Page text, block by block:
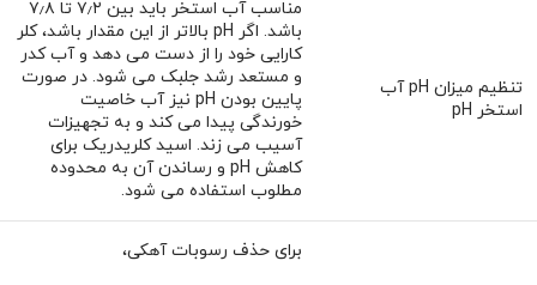
تنظیم میزان pH آب
استخر pH
مناسب آب استخر باید بین ۷٫۲ تا ۷٫۸
باشد. اگر pH بالاتر از این مقدار باشد، کلر
کارایی خود را از دست می دهد و آب کدر
و مستعد رشد جلبک می شود. در صورت
پایین بودن pH نیز آب خاصیت
خورندگی پیدا می ‌کند و به تجهیزات
آسیب می ‌زند. اسید کلریدریک برای
کاهش pH و رساندن آن به محدوده
مطلوب استفاده می شود.
برای حذف رسوبات آهکی،